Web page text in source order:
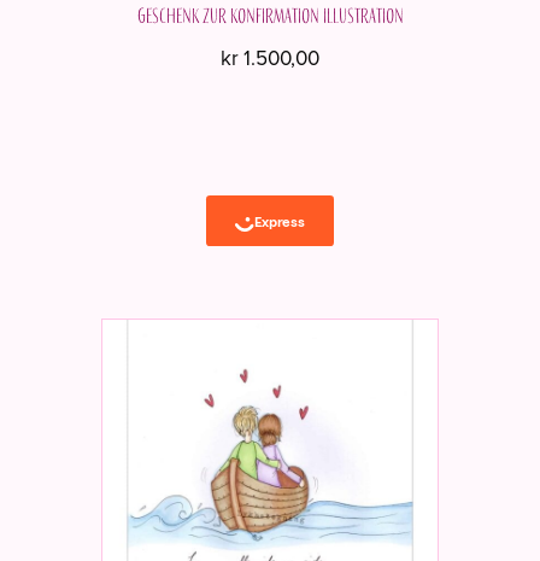
Geschenk zur Konfirmation Illustration
kr1.500,00